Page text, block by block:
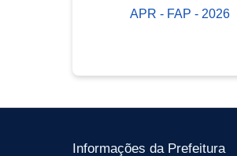
APR - FAP - 2026
Informações da Prefeitura